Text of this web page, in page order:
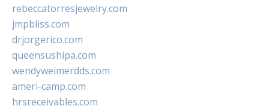
rebeccatorresjewelry.com
jmpbliss.com
drjorgerico.com
queensushipa.com
wendyweimerdds.com
ameri-camp.com
hrsreceivables.com